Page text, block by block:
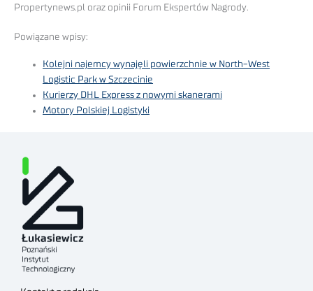
Propertynews.pl oraz opinii Forum Ekspertów Nagrody.
Powiązane wpisy:
Kolejni najemcy wynajęli powierzchnie w North-West
Logistic Park w Szczecinie
Kurierzy DHL Express z nowymi skanerami
Motory Polskiej Logistyki